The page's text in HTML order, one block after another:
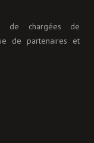
de chargées de
de partenaires et